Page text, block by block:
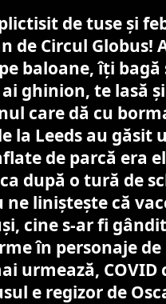
de tuse și
de Circul Globus!
baloane, îți
ghinion, te lasă
care dă cu
la Leeds au găsit
de parcă era
după o tură de
ne liniștește că
cine s-ar fi
în personaje de
urmează, COVID
e regizor de